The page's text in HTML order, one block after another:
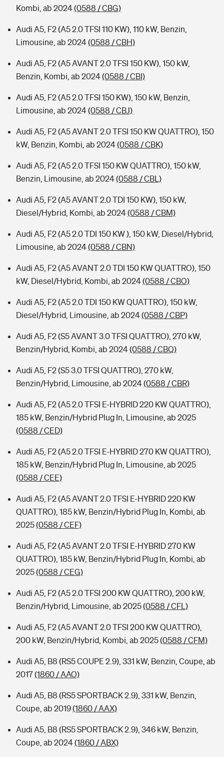
Kombi, ab 2024(0588 / CBG)
Audi A5, F2 (A5 2.0 TFSI 110 KW), 110 kW, Benzin,
Limousine, ab 2024(0588 / CBH)
Audi A5, F2 (A5 AVANT 2.0 TFSI 150 KW), 150 kW,
Benzin, Kombi, ab 2024(0588 / CBI)
Audi A5, F2 (A5 2.0 TFSI 150 KW), 150 kW, Benzin,
Limousine, ab 2024(0588 / CBJ)
Audi A5, F2 (A5 AVANT 2.0 TFSI 150 KW QUATTRO), 150
kW, Benzin, Kombi, ab 2024(0588 / CBK)
Audi A5, F2 (A5 2.0 TFSI 150 KW QUATTRO), 150 kW,
Benzin, Limousine, ab 2024(0588 / CBL)
Audi A5, F2 (A5 AVANT 2.0 TDI 150 KW), 150 kW,
Diesel/Hybrid, Kombi, ab 2024(0588 / CBM)
Audi A5, F2 (A5 2.0 TDI 150 KW ), 150 kW, Diesel/Hybrid,
Limousine, ab 2024(0588 / CBN)
Audi A5, F2 (A5 AVANT 2.0 TDI 150 KW QUATTRO), 150
kW, Diesel/Hybrid, Kombi, ab 2024(0588 / CBO)
Audi A5, F2 (A5 2.0 TDI 150 KW QUATTRO), 150 kW,
Diesel/Hybrid, Limousine, ab 2024(0588 / CBP)
Audi A5, F2 (S5 AVANT 3.0 TFSI QUATTRO), 270 kW,
Benzin/Hybrid, Kombi, ab 2024(0588 / CBQ)
Audi A5, F2 (S5 3.0 TFSI QUATTRO), 270 kW,
Benzin/Hybrid, Limousine, ab 2024(0588 / CBR)
Audi A5, F2 (A5 2.0 TFSI E-HYBRID 220 KW QUATTRO),
185 kW, Benzin/Hybrid Plug In, Limousine, ab 2025
(0588 / CED)
Audi A5, F2 (A5 2.0 TFSI E-HYBRID 270 KW QUATTRO),
185 kW, Benzin/Hybrid Plug In, Limousine, ab 2025
(0588 / CEE)
Audi A5, F2 (A5 AVANT 2.0 TFSI E-HYBRID 220 KW
QUATTRO), 185 kW, Benzin/Hybrid Plug In, Kombi, ab
2025(0588 / CEF)
Audi A5, F2 (A5 AVANT 2.0 TFSI E-HYBRID 270 KW
QUATTRO), 185 kW, Benzin/Hybrid Plug In, Kombi, ab
2025(0588 / CEG)
Audi A5, F2 (A5 2.0 TFSI 200 KW QUATTRO), 200 kW,
Benzin/Hybrid, Limousine, ab 2025(0588 / CFL)
Audi A5, F2 (A5 AVANT 2.0 TFSI 200 KW QUATTRO),
200 kW, Benzin/Hybrid, Kombi, ab 2025(0588 / CFM)
Audi A5, B8 (RS5 COUPE 2.9), 331 kW, Benzin, Coupe, ab
2017(1860 / AAO)
Audi A5, B8 (RS5 SPORTBACK 2.9), 331 kW, Benzin,
Coupe, ab 2019(1860 / AAX)
Audi A5, B8 (RS5 SPORTBACK 2.9), 346 kW, Benzin,
Coupe, ab 2024(1860 / ABX)